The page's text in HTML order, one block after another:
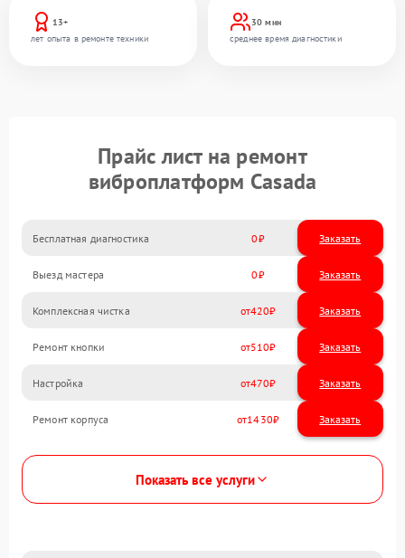
13+
лет опыта в ремонте техники
30 мин
среднее время диагностики
Прайс лист на ремонт
виброплатформ Casada
Бесплатная диагностика 0 Заказать
Выезд мастера 0 Заказать
Комплексная чистка 420
Ремонт кнопки 510
Настройка 470
Ремонт корпуса 1430
Показать все услуги